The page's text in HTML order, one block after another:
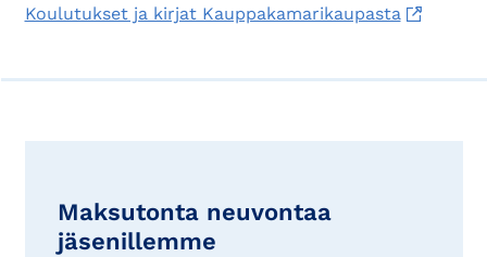
Koulutukset ja kirjat Kauppakamarikaupasta
Maksutonta neuvontaa
jäsenillemme